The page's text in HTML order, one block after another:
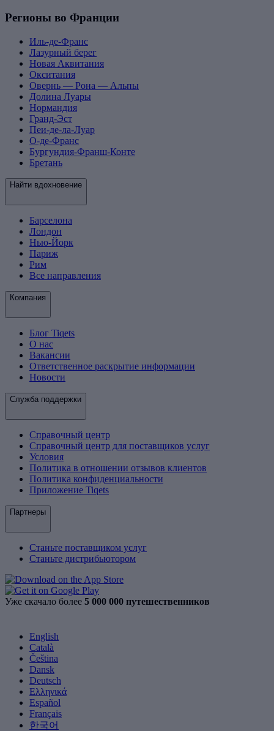
Регионы во Франции
Иль-де-Франс
Лазурный берег
Новая Аквитания
Окситания
Овернь — Рона — Альпы
Долина Луары
Нормандия
Гранд-Эст
Пеи-де-ла-Луар
О-де-Франс
Бургундия-Франш-Конте
Бретань
Найти вдохновение
Барселона
Лондон
Нью-Йорк
Париж
Рим
Все направления
Компания
Блог Tiqets
О нас
Вакансии
Ответственное раскрытие информации
Новости
Служба поддержки
Справочный центр
Справочный центр для поставщиков услуг
Условия
Политика в отношении отзывов клиентов
Политика конфиденциальности
Приложение Tiqets
Партнеры
Станьте поставщиком услуг
Станьте дистрибьютором
Уже скачало более 5 000 000 путешественников
English
Català
Čeština
Dansk
Deutsch
Ελληνικά
Español
Français
한국어